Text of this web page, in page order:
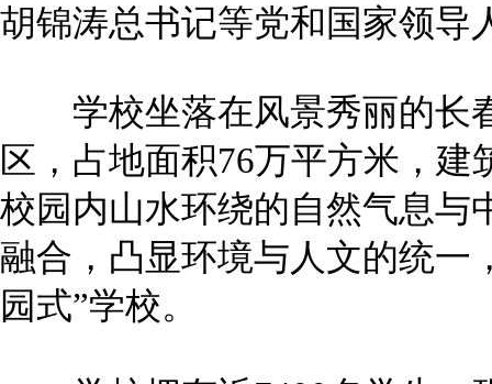
胡锦涛总书记等党和国家领导
学校坐落在风景秀丽的长
区，占地面积76万平方米，建
校园内山水环绕的自然气息与
融合，凸显环境与人文的统一
园式”学校。